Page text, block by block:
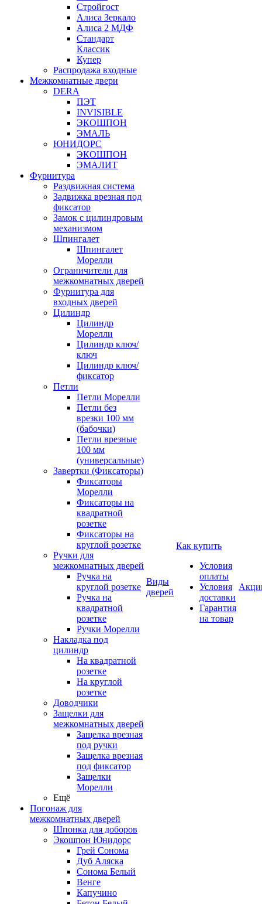
Стройгост
Алиса Зеркало
Алиса 2 МДФ
Стандарт
Классик
Купер
Распродажа входные
Межкомнатные двери
DERA
ПЭТ
INVISIBLE
ЭКОШПОН
ЭМАЛЬ
ЮНИДОРС
ЭКОШПОН
ЭМАЛИТ
Фурнитура
Раздвижная система
Задвижка врезная под
фиксатор
Замок с цилиндровым
механизмом
Шпингалет
Шпингалет
Морелли
Ограничители для
межкомнатных дверей
Фурнитура для
входных дверей
Цилиндр
Цилиндр
Морелли
Цилиндр ключ/
ключ
Цилиндр ключ/
фиксатор
Петли
Петли Морелли
Петли без
врезки 100 мм
(бабочки)
Петли врезные
100 мм
(универсальные)
Завертки (Фиксаторы)
Фиксаторы
Морелли
Фиксаторы на
квадратной
розетке
Фиксаторы на
круглой розетке
Ручки для
межкомнатных дверей
Ручка на
круглой розетке
Ручка на
квадратной
розетке
Ручки Морелли
Накладка под
цилиндр
На квадратной
розетке
На круглой
розетке
Доводчики
Защелки для
межкомнатных дверей
Защелка врезная
под ручки
Защелка врезная
под фиксатор
Защелки
Морелли
Ещё
Погонаж для
межкомнатных дверей
Шпонка для доборов
Экошпон Юнидорс
Грей Сонома
Дуб Аляска
Сонома Белый
Венге
Капучино
Виды
дверей
Как купить
Условия
оплаты
Условия
доставки
Гарантия
на товар